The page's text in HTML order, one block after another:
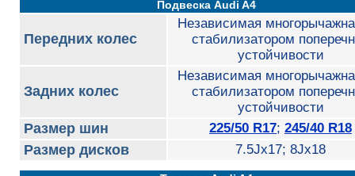
Подвеска Audi A4
Передних колес
Независимая
стабилизатором
устойчивости
Задних колес
Независимая
стабилизатором
устойчивости
Размер шин 225/50 R17; 245/40 R18
Размер дисков 7.5Jx17; 8Jx18